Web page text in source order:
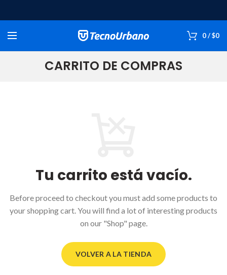
0/$0
CARRITO DE COMPRAS
Tu carrito está vacío.
Before proceed to checkout you must add some products to
your shopping cart.You will find a lot of interesting products
on our "Shop" page.
VOLVER A LA TIENDA